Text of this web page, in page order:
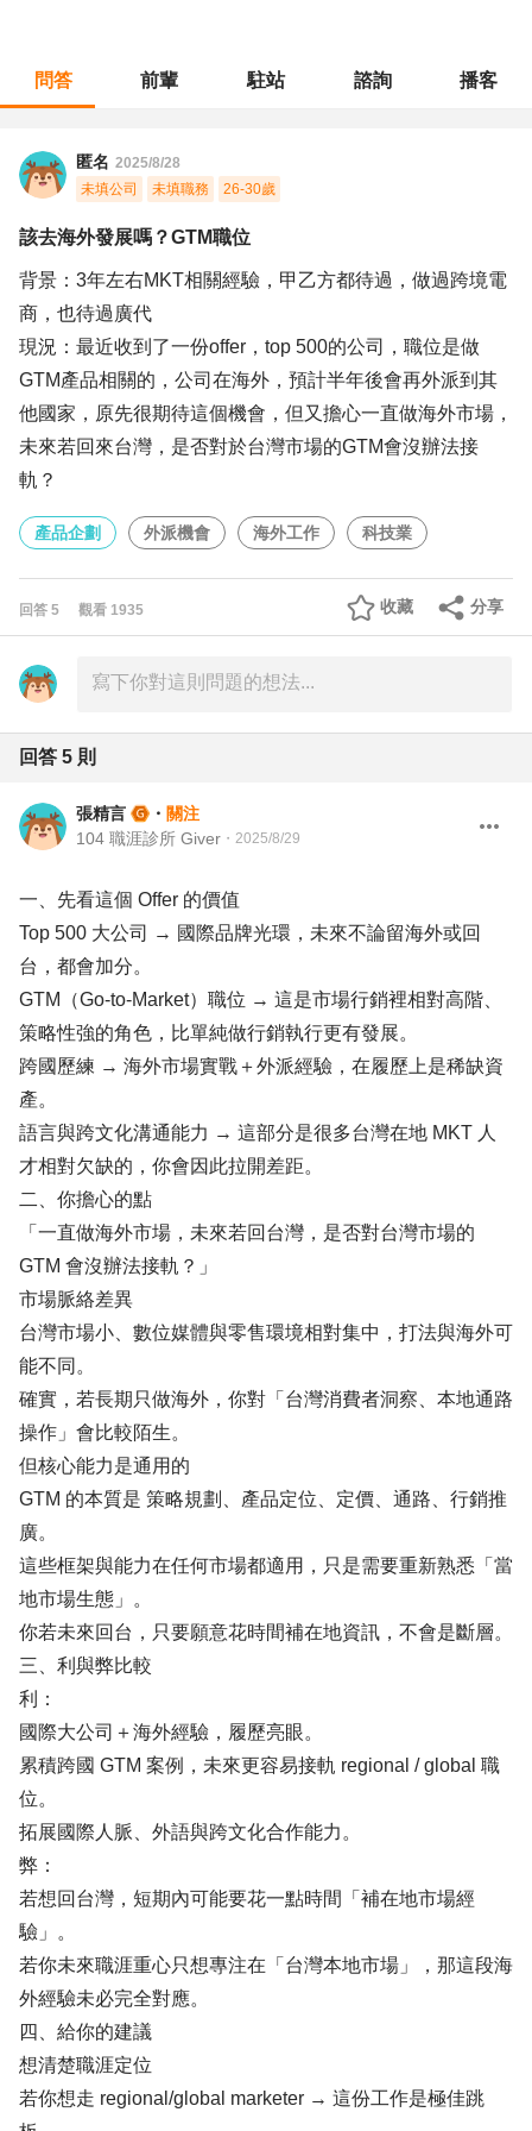
問答 前輩 駐站 諮詢 播客
匿名 2025/8/28
未填公司
未填職務 26-30歲
該去海外發展嗎？GTM職位
背景：3年左右MKT相關經驗，甲乙方都待過，做過跨境電
商，也待過廣代
現況：最近收到了一份offer，top 500的公司，職位是做
GTM產品相關的，公司在海外，預計半年後會再外派到其
他國家，原先很期待這個機會，但又擔心一直做海外市場，
未來若回來台灣，是否對於台灣市場的GTM會沒辦法接
軌？
產品企劃 外派機會 海外工作 科技業
回答 5 觀看 1935 分享
收藏
回答 5 則
張精言 ・ 關注
104 職涯診所 Giver ・ 2025/8/29
一、先看這個 Offer 的價值
Top 500 大公司 → 國際品牌光環，未來不論留海外或回
台，都會加分。
GTM（Go-to-Market）職位 → 這是市場行銷裡相對高階、
策略性強的角色，比單純做行銷執行更有發展。
跨國歷練 → 海外市場實戰＋外派經驗，在履歷上是稀缺資
產。
語言與跨文化溝通能力 → 這部分是很多台灣在地 MKT 人
才相對欠缺的，你會因此拉開差距。
二、你擔心的點
「一直做海外市場，未來若回台灣，是否對台灣市場的
GTM 會沒辦法接軌？」
市場脈絡差異
台灣市場小、數位媒體與零售環境相對集中，打法與海外可
能不同。
確實，若長期只做海外，你對「台灣消費者洞察、本地通路
操作」會比較陌生。
但核心能力是通用的
GTM 的本質是 策略規劃、產品定位、定價、通路、行銷推
廣。
這些框架與能力在任何市場都適用，只是需要重新熟悉「當
地市場生態」。
你若未來回台，只要願意花時間補在地資訊，不會是斷層。
三、利與弊比較
利：
國際大公司＋海外經驗，履歷亮眼。
累積跨國 GTM 案例，未來更容易接軌 regional / global 職
位。
拓展國際人脈、外語與跨文化合作能力。
弊：
若想回台灣，短期內可能要花一點時間「補在地市場經
驗」。
若你未來職涯重心只想專注在「台灣本地市場」，那這段海
外經驗未必完全對應。
四、給你的建議
想清楚職涯定位
若你想走 regional/global marketer → 這份工作是極佳跳